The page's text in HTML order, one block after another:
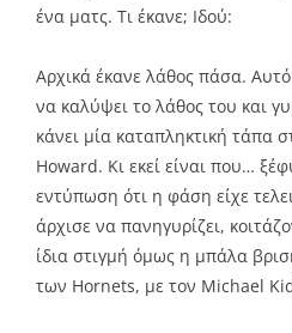
ένα ματς. Τι έκανε; Ιδού:
Αρχικά έκανε λάθος πάσα.
να καλύψει το λάθος του και
κάνει μία καταπληκτική τάπα
Howard. Κι εκεί είναι που…
εντύπωση ότι η φάση είχε
άρχισε να πανηγυρίζει,
ίδια στιγμή όμως η μπάλα
των Hornets, με τον Michael